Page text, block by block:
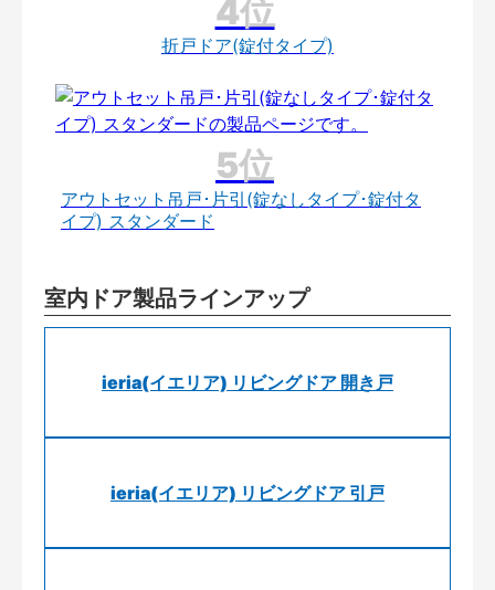
折戸ドア(錠付タイプ)
アウトセット吊戸･片引(錠なしタイプ･錠付タ
イプ) スタンダード
室内ドア製品ラインアップ
ieria(イエリア) リビングドア 開き戸
ieria(イエリア) リビングドア 引戸